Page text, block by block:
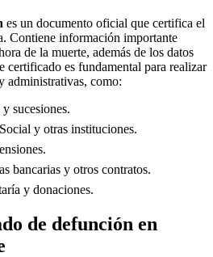
es un documento oficial que certifica el
Contiene información importante
de la muerte, además de los datos
certificado es fundamental para realizar
administrativas, como:
sucesiones.
y otras instituciones.
bancarias y otros contratos.
y donaciones.
de defunción en